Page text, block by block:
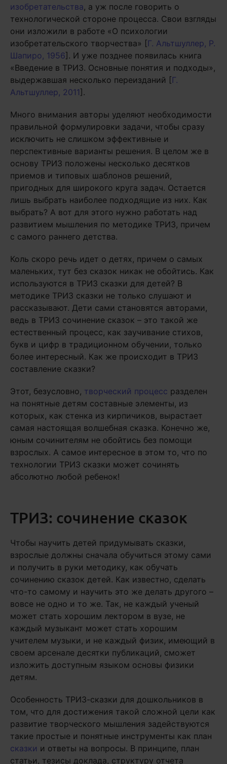
изобретательства, а уж после говорить о
технологической стороне процесса. Свои взгляды
они изложили в работе «О психологии
изобретательского творчества» [Г. Альтшуллер, Р.
Шапиро, 1956]. И уже позднее появилась книга
«Введение в ТРИЗ. Основные понятия и подходы»,
выдержавшая несколько переизданий [Г.
Альтшуллер, 2011].
Много внимания авторы уделяют необходимости
правильной формулировки задачи, чтобы сразу
исключить не слишком эффективные и
перспективные варианты решения. В целом же в
основу ТРИЗ положены несколько десятков
приемов и типовых шаблонов решений,
пригодных для широкого круга задач. Остается
лишь выбрать наиболее подходящие из них. Как
выбрать? А вот для этого нужно работать над
развитием мышления по методике ТРИЗ, причем
с самого раннего детства.
Коль скоро речь идет о детях, причем о самых
маленьких, тут без сказок никак не обойтись. Как
используются в ТРИЗ сказки для детей? В
методике ТРИЗ сказки не только слушают и
рассказывают. Дети сами становятся авторами,
ведь в ТРИЗ сочинение сказок – это такой же
естественный процесс, как заучивание стихов,
букв и цифр в традиционном обучении, только
более интересный. Как же происходит в ТРИЗ
составление сказки?
Этот, безусловно, творческий процесс разделен
на понятные детям составные элементы, из
которых, как стенка из кирпичиков, вырастает
самая настоящая волшебная сказка. Конечно же,
юным сочинителям не обойтись без помощи
взрослых. А самое интересное в этом то, что по
технологии ТРИЗ сказки может сочинять
абсолютно любой ребенок!
ТРИЗ: сочинение сказок
Чтобы научить детей придумывать сказки,
взрослые должны сначала обучиться этому сами
и получить в руки методику, как обучать
сочинению сказок детей. Как известно, сделать
что-то самому и научить это же делать другого –
вовсе не одно и то же. Так, не каждый ученый
может стать хорошим лектором в вузе, не
каждый музыкант может стать хорошим
учителем музыки, и не каждый физик, имеющий в
своем арсенале десятки публикаций, сможет
изложить доступным языком основы физики
детям.
Особенность ТРИЗ-сказки для дошкольников в
том, что для достижения такой сложной цели как
развитие творческого мышления задействуются
такие простые и понятные инструменты как план
сказки и ответы на вопросы. В принципе, план
статьи, тезисы доклада, структуру отчета